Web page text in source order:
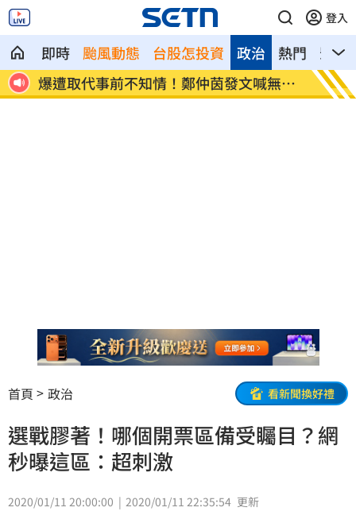
登入
即時 颱風動態 台股怎投資 熱門 影音
政治
爆遭取代事前不知情！鄭仲茵發文喊無愧
心
又有
首頁 政治 看新聞換好禮
選戰膠著！哪個開票區備受矚目？網
秒曝這區：超刺激
2020/01/11 20:00:00 2020/01/11 22:35:54 更新